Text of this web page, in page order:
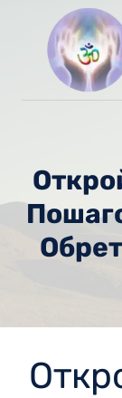
содержимому